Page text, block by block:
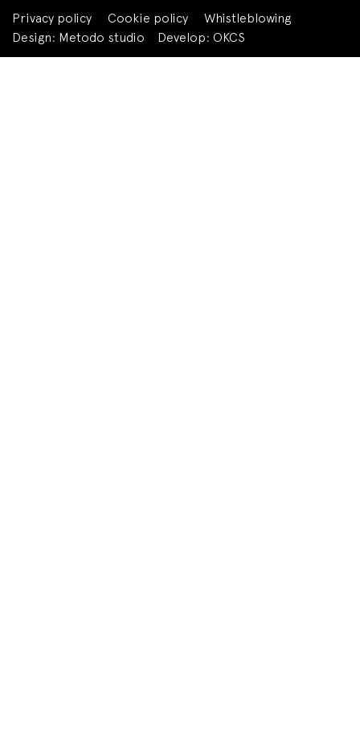
Privacy policy
Cookie policy
Whistleblowing
Design: Metodo studio Develop: OKCS